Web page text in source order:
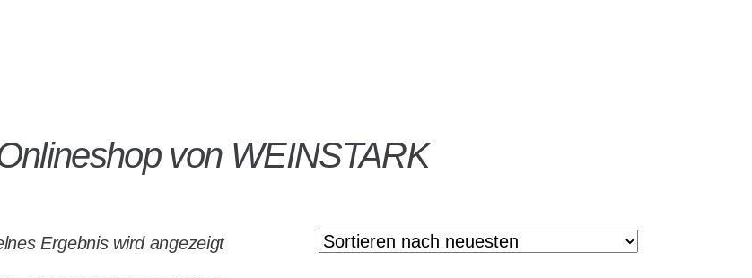
von WEINSTARK
Ergebnis wird angezeigt